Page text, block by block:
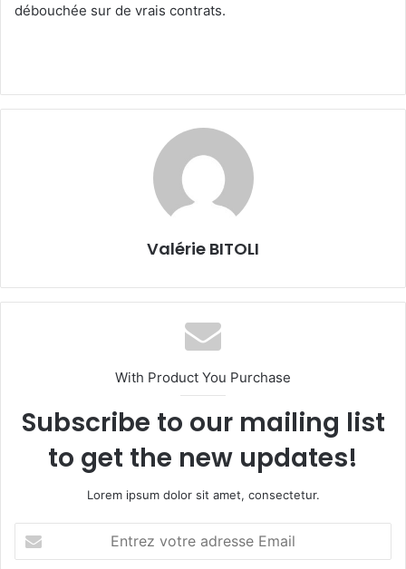
débouchée sur de vrais contrats.
Valérie BITOLI
With Product You Purchase
Subscribe to our mailing list
to get the new updates!
Lorem ipsum dolor sit amet, consectetur.